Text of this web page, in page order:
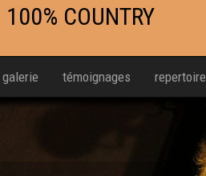
100% COUNTRY
galerie témoignages repertoire